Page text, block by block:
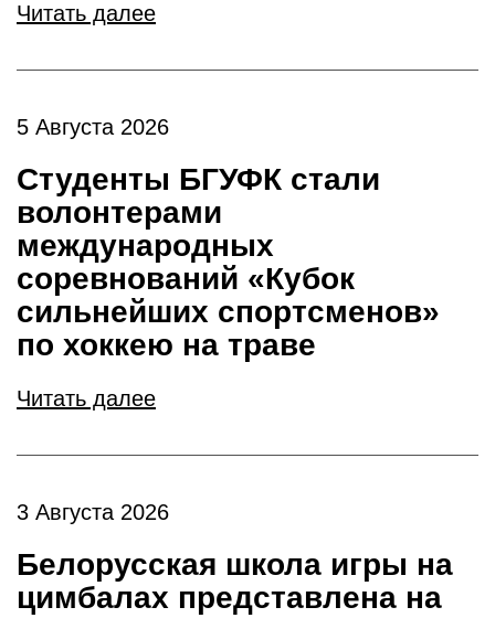
Читать далее
5 Августа 2026
Студенты БГУФК стали
волонтерами
международных
соревнований «Кубок
сильнейших спортсменов»
по хоккею на траве
Читать далее
3 Августа 2026
Белорусская школа игры на
цимбалах представлена на